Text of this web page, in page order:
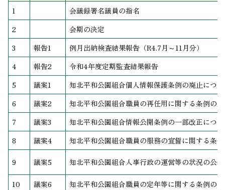
1
会議録署名議員の指名
2
会期の決定
3
報告1
例月出納検査結果報告（R4.7月～11月分）
4
報告2
令和4年度定期監査結果報告
5
議案1
知北平和公園組合個人情報保護条例の廃止につ
6
議案2
知北平和公園組合職員の再任用に関する条例の
7
議案3
知北平和公園組合情報公開条例の一部改正につ
8
議案4 知北平和公園組合職員の服務の宣誓に関する条
9 議案5 知北平和公園組合人事行政の運営等の状況の公
10 議案6
知北平和公園組合職員の定年等に関する条例の